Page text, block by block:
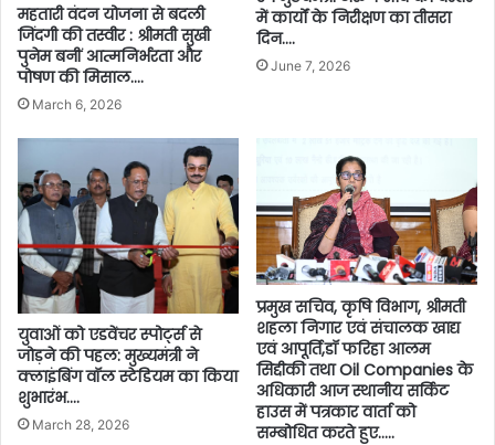
महतारी वंदन योजना से बदली
जिंदगी की तस्वीर : श्रीमती सुखी
पुनेम बनीं आत्मनिर्भरता और
पोषण की मिसाल….
March 6, 2026
में कार्यों के निरीक्षण का तीसरा
दिन….
June 7, 2026
युवाओं को एडवेंचर स्पोर्ट्स से
जोड़ने की पहल: मुख्यमंत्री ने
क्लाइंबिंग वॉल स्टेडियम का किया
शुभारंभ….
March 28, 2026
प्रमुख सचिव, कृषि विभाग, श्रीमती
शहला निगार एवं संचालक खाद्य
एवं आपूर्ति,डॉ फरिहा आलम
सिद्दीकी तथा Oil Companies के
अधिकारी आज स्थानीय सर्किट
हाउस में पत्रकार वार्ता को
सम्बोधित करते हुए…..